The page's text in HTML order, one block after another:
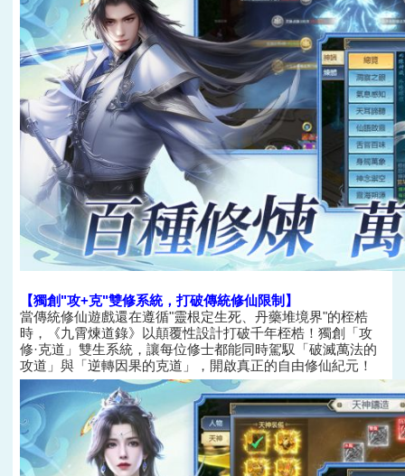
【獨創"攻+克"雙修系統，打破傳統修仙限制 】
當傳統修仙遊戲還在遵循"靈根定生死、丹藥堆境界"的桎梏
時，《九霄煉道錄》以顛覆性設計打破千年桎梏！獨創「攻
修·克道」雙生系統，讓每位修士都能同時駕馭「破滅萬法的
攻道」與「逆轉因果的克道」，開啟真正的自由修仙紀元！